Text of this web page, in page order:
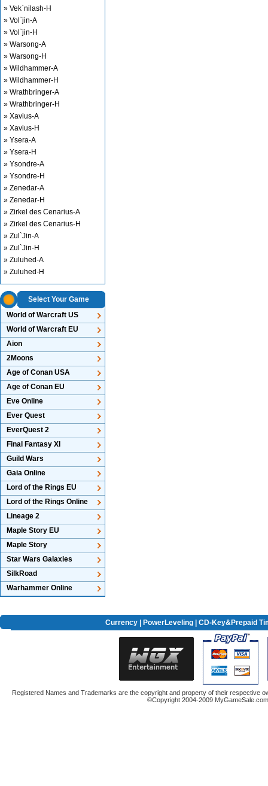
» Vek`nilash-H
» Vol`jin-A
» Vol`jin-H
» Warsong-A
» Warsong-H
» Wildhammer-A
» Wildhammer-H
» Wrathbringer-A
» Wrathbringer-H
» Xavius-A
» Xavius-H
» Ysera-A
» Ysera-H
» Ysondre-A
» Ysondre-H
» Zenedar-A
» Zenedar-H
» Zirkel des Cenarius-A
» Zirkel des Cenarius-H
» Zul`Jin-A
» Zul`Jin-H
» Zuluhed-A
» Zuluhed-H
Select Your Game
World of Warcraft US
World of Warcraft EU
Aion
2Moons
Age of Conan USA
Age of Conan EU
Eve Online
Ever Quest
EverQuest 2
Final Fantasy XI
Guild Wars
Gaia Online
Lord of the Rings EU
Lord of the Rings Online
Lineage 2
Maple Story EU
Maple Story
Star Wars Galaxies
SilkRoad
Warhammer Online
Currency| PowerLeveling| CD-Key&Prepaid
Registered Names and Trademarks are the copyright and property of their respective
©Copyright 2004-2009